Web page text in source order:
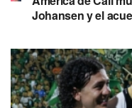
Johansen y el